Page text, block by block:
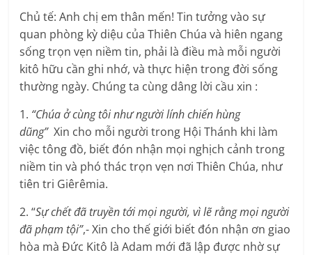
Chủ tế: Anh chị em thân mến! Tin tưởng vào sự
quan phòng kỳ diệu của Thiên Chúa và hiên ngang
sống trọn vẹn niềm tin, phải là điều mà mỗi người
kitô hữu cần ghi nhớ, và thực hiện trong đời sống
thường ngày. Chúng ta cùng dâng lời cầu xin :
1. “Chúa ở cùng tôi như người lính chiến hùng
dũng”Xin cho mỗi người trong Hội Thánh khi làm
việc tông đồ, biết đón nhận mọi nghịch cảnh trong
niềm tin và phó thác trọn vẹn nơi Thiên Chúa, như
tiên tri Giêrêmia.
2. “Sự chết đã truyền tới mọi người, vì lẽ rằng mọi người
đã phạm tội”,- Xin cho thế giới biết đón nhận ơn giao
hòa mà Đức Kitô là Adam mới đã lập được nhờ sự